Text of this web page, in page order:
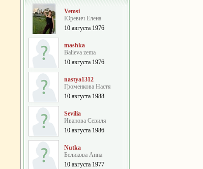
Vemsi
Юревич Елена
10 августа 1976
mashka
Balieva zema
10 августа 1976
nastya1312
Громенкова Настя
10 августа 1988
Sevilia
Иванова Севиля
10 августа 1986
Nutka
Беликова Анна
10 августа 1977